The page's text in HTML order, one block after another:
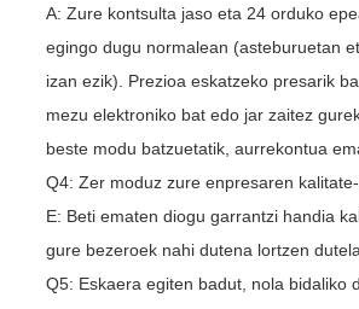
A: Zure kontsulta jaso eta 24 orduko
egingo dugu normalean (asteburuetan
izan ezik). Prezioa eskatzeko presarik
mezu elektroniko bat edo jar zaitez
beste modu batzuetatik, aurrekontua
Q4: Zer moduz zure enpresaren
E: Beti ematen diogu garrantzi handia
gure bezeroek nahi dutena lortzen
Q5: Eskaera egiten badut, nola bidaliko